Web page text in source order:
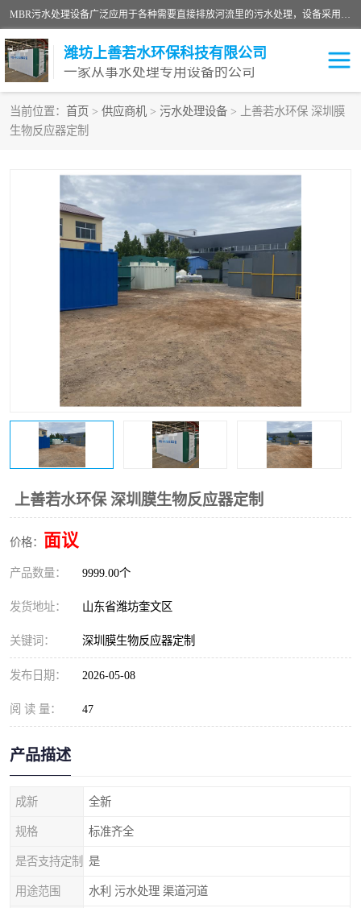
MBR污水处理设备广泛应用于各种需要直接排放河流里的污水处理，设备采用膜生物反应器（Membrane Bioreactor,简称MBR〕技术，取代了传统工艺中的二沉池，它可以*地进行固液分离，得到直接使用的稳定中水，又可在生物池内维持高浓度的微生物量，工艺剩余污泥少，极有效地去除氨氮，出水悬浮物和浊度接近于零，出水中细菌和病毒被大幅度去除，能耗低，占地面积小。
潍坊上善若水环保科技有限公司
一家从事水处理专用设备的公司
当前位置： 首页 > 供应商机 > 污水处理设备 > 上善若水环保 深圳膜
生物反应器定制
上善若水环保 深圳膜生物反应器定制
价格： 面议
产品数量： 9999.00个
发货地址： 山东省潍坊奎文区
关键词： 深圳膜生物反应器定制
发布日期： 2026-05-08
阅 读 量： 47
产品描述
成新 全新
规格 标准齐全
是否支持定制 是
用途范围 水利 污水处理 渠道河道
污水处理设备
生活污水处理设备 油墨污水处理设备
洗涤污水处理设备 实验室污水处理设备
诊所门诊污水处理设备 臭氧消毒设备
养殖污水处理设备 屠宰污水处理设备
一体化污水处理设备 食品制造业污水处理设备
医院辐射污水衰变池